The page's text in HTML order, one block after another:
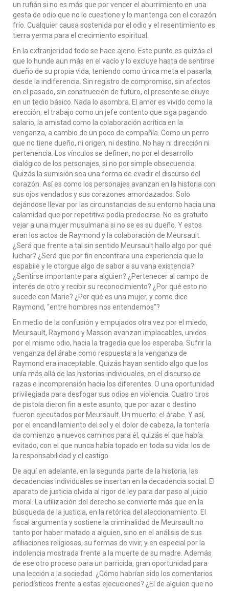
un rufián si no es más que por vencer el aburrimiento en una
gesta de odio que no lo cuestione y lo mantenga con el corazón
frío. Cualquier causa sostenida por el odio y el resentimiento es
tierra yerma para el crecimiento espiritual.
En la extranjeridad todo se hace ajeno. Este punto es quizás el
que lo hunde aun más en el vacío y lo excluye hasta de sentirse
dueño de su propia vida, teniendo como única meta el pasarla,
desde la indiferencia. Sin registro de compromiso, sin afectos
en el pasado, sin construcción de futuro, el presente se diluye
en un tedio básico. Nada lo asombra. El amor es vivido como la
erección, el trabajo como un jefe contento que siga pagando
salario, la amistad como la colaboración acrítica en la
venganza, a cambio de un poco de compañía. Como un perro
que no tiene dueño, ni origen, ni destino. No hay ni dirección ni
pertenencia. Los vínculos se definen, no por el desarrollo
dialógico de los personajes, si no por simple obsecuencia.
Quizás la sumisión sea una forma de evadir el discurso del
corazón. Así es como los personajes avanzan en la historia con
sus ojos vendados y sus corazones amordazados. Solo
dejándose llevar por las circunstancias de su entorno hacia una
calamidad que por repetitiva podía predecirse. No es gratuito
vejar a una mujer musulmana si no se es su dueño. Y estos
eran los actos de Raymond y la colaboración de Meursault.
¿Será que frente a tal sin sentido Meursault hallo algo por qué
luchar? ¿Será que por fin encontrara una experiencia que lo
espabile y le otorgue algo de sabor a su vana existencia?
¿Sentirse importante para alguien? ¿Pertenecer al campo de
interés de otro y recibir su reconocimiento? ¿Por qué esto no
sucede con Marie? ¿Por qué es una mujer, y como dice
Raymond, “entre hombres nos entendemos”?
En medio de la confusión y empujados otra vez por el miedo,
Meursault, Raymond y Masson avanzan implacables, unidos
por el mismo odio, hacia la tragedia que los esperaba. Sufrir la
venganza del árabe como respuesta a la venganza de
Raymond era inaceptable. Quizás hayan sentido algo que los
unía más allá de las historias individuales, en el discurso de
razas e incomprensión hacia los diferentes. O una oportunidad
privilegiada para desfogar sus odios en violencia. Cuatro tiros
de pistola dieron fin a este asunto, que por azar o destino
fueron ejecutados por Meursault. Un muerto: el árabe. Y así,
por el encandilamiento del sol y el dolor de cabeza, la tontería
da comienzo a nuevos caminos para él, quizás el que había
evitado, con el que nunca había topado en toda su vida: los de
la responsabilidad y el castigo.
De aquí en adelante, en la segunda parte de la historia, las
decadencias individuales se insertan en la decadencia social. El
aparato de justicia olvida al rigor de ley para dar paso al juicio
moral. La utilización del derecho se convierte más que en la
búsqueda de la justicia, en la retórica del aleccionamiento. El
fiscal argumenta y sostiene la criminalidad de Meursault no
tanto por haber matado a alguien, sino en el análisis de sus
afiliaciones religiosas, su formas de vivir, y en especial por la
indolencia mostrada frente a la muerte de su madre. Además
de ese otro proceso para un parricida, gran oportunidad para
una lección a la sociedad. ¿Cómo habrían sido los comentarios
periodísticos frente a estas ejecuciones? ¿El de alguien que no